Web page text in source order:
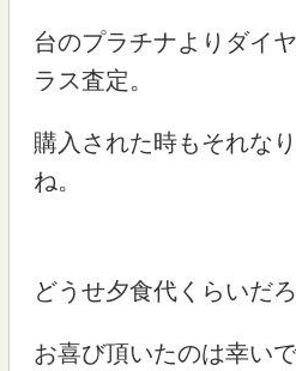
台のプラチナよりダイ
ラス査定。
購入された時もそれな
ね。
どうせ夕食代くらいだ
お喜び頂いたのは幸いで